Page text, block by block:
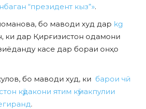
“президент кыз”».
бо маводи худ дар kg
ки дар Қирғизистон одамони
касе дар бораи онҳо
бо маводи худ, ки барои чӣ
кӯдакони ятим кӯмакпулии
.